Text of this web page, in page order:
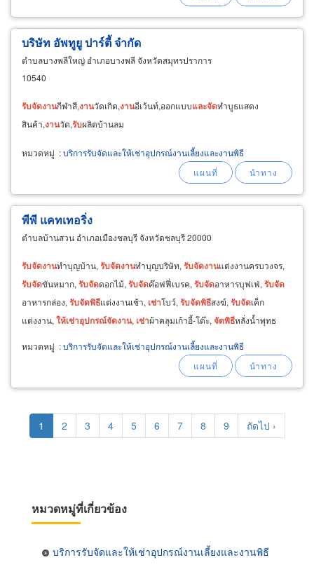
บริษัท อัพทูยู ปาร์ตี้ จำกัด
ตำบลบางพลีใหญ่ อำเภอบางพลี จังหวัดสมุทรปราการ
10540
รับจัดงานกีฬาสี,งานวัดเกิด,งานอีเว้นท์,ออกแบบและจัดทำบูธแสดง
สินค้า,งานวัด,รับผลิตบ้านลม
หมวดหมู่ :บริการรับจัดและให้เช่าอุปกรณ์งานเลี้ยงและงานพิธี
พีพี แคทเทอริ่ง
ตำบลบ้านสวน อำเภอเมืองชลบุรี จังหวัดชลบุรี 20000
รับจัดงานทำบุญบ้าน, รับจัดงานทำบุญบริษัท, รับจัดงานแต่งงานครบวงจร,
รับจัดขันหมาก, รับจัดดอกไม้, รับจัดค๊อฟฟี่เบรค, รับจัดอาหารบุฟเฟ่, รับจัด
อาหารกล่อง, รับจัดพิธีแต่งงานเช้า, เช่าโบว์, รับจัดพิธีสงฆ์, รับจัดเค็ก
แต่งงาน, ให้เช่าอุปกรณ์จัดงาน, เช่าผ้าคลุมเก้าอี้-โต๊ะ, จัดพิธีหลั่งน้ำพุทธ
หมวดหมู่ :บริการรับจัดและให้เช่าอุปกรณ์งานเลี้ยงและงานพิธี
Pagination
Current
page
1 Page
2 Page
3 Page
4 Page
5 Page
6 Page
7 Page
8 Page
9
Next
page
ถัดไป ›
หมวดหมู่ที่เกี่ยวข้อง
บริการรับจัดและให้เช่าอุปกรณ์งานเลี้ยงและงานพิธี